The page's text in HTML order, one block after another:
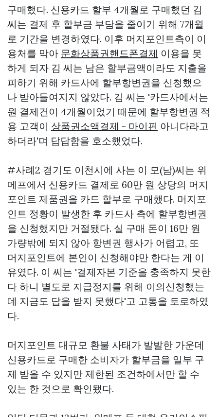
구매했다. 신용카드 할부 4개월로 구매했던 김
씨는 결제 후 할부금 부담을 줄이기 위해 7개월
로 기간을 변경하였다. 이후 머지포인트측이 이
용처를 막아 문화상품권핸드폰결제 이용을 못
하게 되자 김 씨는 남은 할부금액이라도 지출을
피하기 위해 카드사에 할부항변권을 신청했으
나 받아들여지지 않았다. 김 씨는 '카드사에서는
원 결제건이 4개월이었기 때문에 할부항변권 적
용 고객이 상품권소액결제 - 마이핀 아니다라고
하더라'며 답답함을 호소했었다.
#사례2 경기도 이천시에 사는 이 모(남)씨는 위
메프에서 신용카드 결제로 60만 원 상당의 머지
포인트 제품권을 카드 할부로 구매했다. 머지포
인트 정황이 발생한 후 카드사 측에 할부항변권
을 신청했지만 거절됐다. 실 구매 돈이 16만 원
가량밖에 되지 않아 항변권 행사가 어렵고, 또
머지포인트에 본인이 신청해야만 한다는 게 이
유였다. 이 씨는 '결제자본 기준을 충족하지 못한
다 하니 별도로 지급정지를 위해 이의신청했는
데 지금도 답을 받지 못했다'고 고통을 토로하였
다.
머지포인트 대규모 환불 사태가 발발한 가운데
신용카드로 구매한 소비자가 할부금을 일부 구
제 받을 수 있지만 제한된 조건하에서만 할 수
있는 한 것으로 확인됐다.